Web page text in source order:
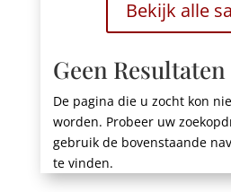
Bekijk alle
Geen
De pagina die u zocht kon
worden. Probeer uw
gebruik de bovenstaande
te vinden.